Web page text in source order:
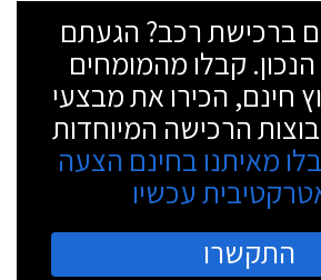
ברכישת רכב? הגעתם
קבלו מהמומחים
חינם, הכירו את מבצעי
הרכישה המיוחדות
מאיתנו בחינם הצעה
עכשיו
התקשרו